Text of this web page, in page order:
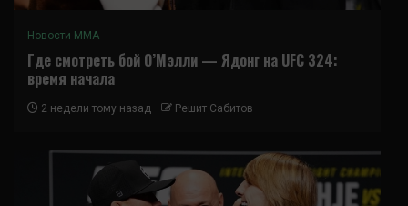
Новости ММА
Где смотреть бой О’Мэлли — Ядонг на UFC 324:
время начала
2 недели тому назад Решит Сабитов